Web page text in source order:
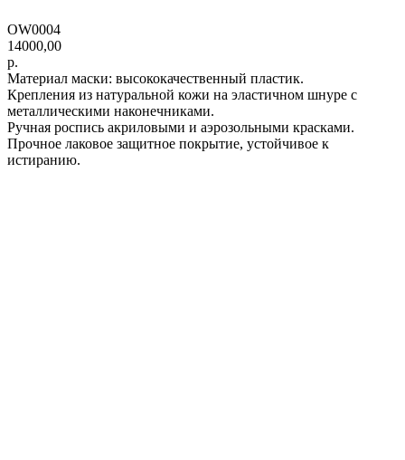
OW0004
14000,00
р.
Материал маски: высококачественный пластик.
Крепления из натуральной кожи на эластичном шнуре с
металлическими наконечниками.
Ручная роспись акриловыми и аэрозольными красками.
Прочное лаковое защитное покрытие, устойчивое к
истиранию.